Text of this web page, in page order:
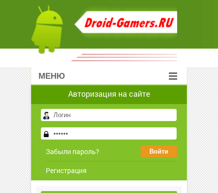
МЕНЮ
Авторизация на сайте
Забыли пароль?
Регистрация